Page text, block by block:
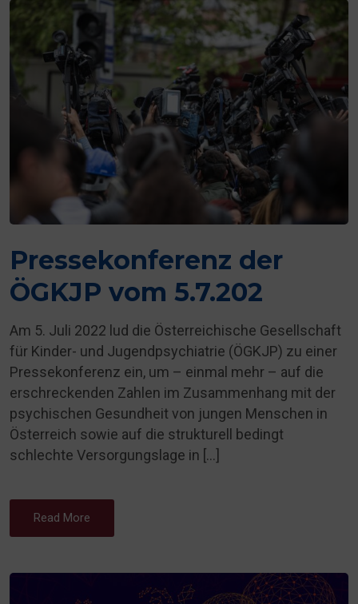
Pressekonferenz der
ÖGKJP vom 5.7.202
Am 5. Juli 2022 lud die Österreichische Gesellschaft
für Kinder- und Jugendpsychiatrie (ÖGKJP) zu einer
Pressekonferenz ein, um – einmal mehr – auf die
erschreckenden Zahlen im Zusammenhang mit der
psychischen Gesundheit von jungen Menschen in
Österreich sowie auf die strukturell bedingt
schlechte Versorgungslage in […]
Read More